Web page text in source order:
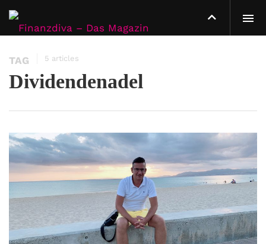
TAG 5 articles
Dividendenadel